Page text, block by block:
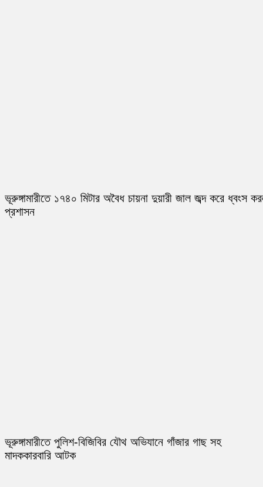
ভূরুঙ্গামারীতে ১৭৪০ মিটার অবৈধ চায়না দুয়ারী জাল জব্দ করে ধ্বংস
প্রশাসন
ভূরুঙ্গামারীতে পুলিশ-বিজিবির যৌথ অভিযানে গাঁজার গাছ সহ
মাদককারবারি আটক